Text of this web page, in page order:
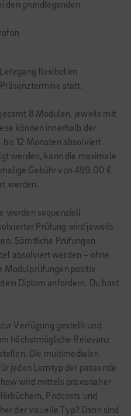
den grundlegenden
flexibel im
statt.
8 Modulen, jeweils mit
können innerhalb der
12 Monaten absolviert
werden, kann die maximale
Gebühr von 499,00 €
werden.
werden sequenziell
Prüfung wird jeweils
Sämtliche Prüfungen
absolviert werden – ohne
Modulprüfungen positiv
Diplom anfordern. Du hast
Verfügung gestellt und
höchstmögliche Relevanz
Die multimedialen
jeden Lerntyp der passende
wird mittels praxisnaher
Podcasts und
der visuelle Typ? Dann sind